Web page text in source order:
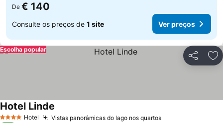
De € 140
Consulte os preços de 1 site Ver preços
Partilhar
Escolha popular
4 EstrelasHotel Vistas panorâmicas do lago nos quartos
Hotel Linde